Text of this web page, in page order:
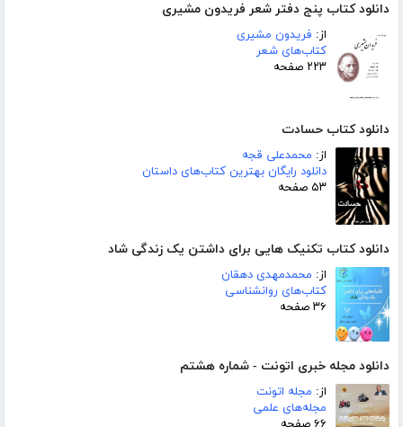
دانلود کتاب پنج دفتر شعر فریدون مشیری
از: فریدون مشیری
کتاب‌های شعر
۲۲۳ صفحه
دانلود کتاب حسادت
از: محمدعلی قجه
دانلود رایگان بهترین کتاب‌های داستان
۵۳ صفحه
دانلود کتاب تکنیک هایی برای داشتن یک زندگی شاد
از: محمدمهدی دهقان
کتاب‌های روانشناسی
۳۶ صفحه
دانلود مجله خبری اتونت - شماره هشتم
از: مجله اتونت
مجله‌های علمی